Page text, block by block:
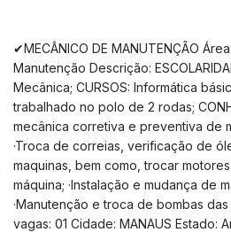
✔MECÂNICO DE MANUTENÇÃO
Manutenção Descrição:
Mecânica; CURSOS: Informática
trabalhado no polo de 2 rodas;
mecânica corretiva e preventiva de
·Troca de correias, verificação de
maquinas, bem como, trocar
máquina; ·Instalação e mudança de
·Manutenção e troca de bombas
vagas: 01 Cidade: MANAUS Estado: